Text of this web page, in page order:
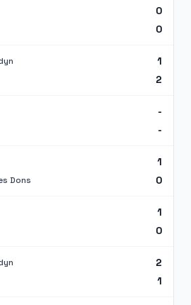
0
0
1
2
-
-
1
Dons 0
1
0
2
1